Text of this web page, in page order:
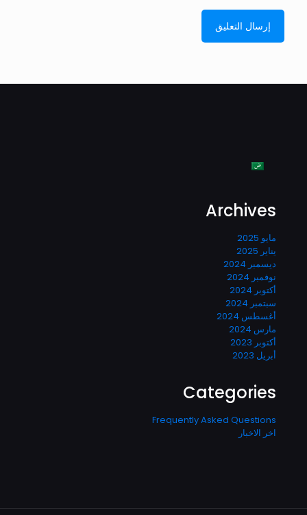
Archives
مايو 2025
يناير 2025
ديسمبر 2024
نوفمبر 2024
أكتوبر 2024
سبتمبر 2024
أغسطس 2024
مارس 2024
أكتوبر 2023
أبريل 2023
Categories
Frequently Asked Questions
اخر الاخبار